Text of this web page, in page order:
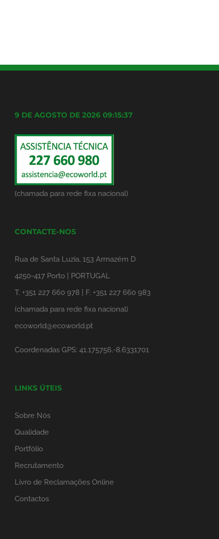
9 DE AGOSTO DE 2026 09:15:37
(chamada para rede fixa nacional)
CONTACTE-NOS
Rua de Santa Luzia, 153 Armazém D
4250-417 Porto | PORTUGAL
T. +351 227 660 978 | F. +351 227 660 983
(chamada para rede fixa nacional)
ecoworld@ecoworld.pt
Coordenadas GPS: 41.175756,-8.6331701
LINKS ÚTEIS
Sobre Nós
Qualidade
Portfólio
Recrutamento
Livro de Reclamações Online
Contactos